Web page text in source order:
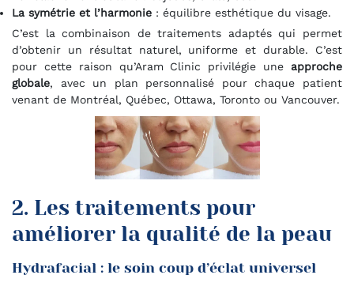
La symétrie et l’harmonie : équilibre esthétique du visage.
C’est la combinaison de traitements adaptés qui permet
d’obtenir un résultat naturel, uniforme et durable. C’est
pour cette raison qu’Aram Clinic privilégie une approche
globale, avec un plan personnalisé pour chaque patient
venant de Montréal, Québec, Ottawa, Toronto ou Vancouver.
2. Les traitements pour
améliorer la qualité de la peau
Hydrafacial : le soin coup d’éclat universel